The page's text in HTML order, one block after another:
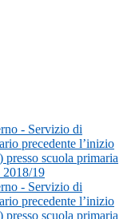
- Servizio di
precedente l’inizio
scuola primaria
2018/19
- Servizio di
precedente l’inizio
scuola primaria